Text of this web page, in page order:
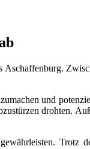
und
drohten.
Trotz